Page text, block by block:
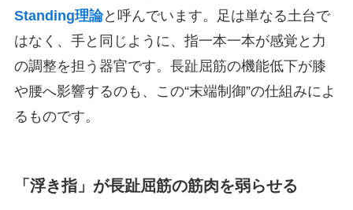
Standing理論と呼んでいます。足は単なる土台で
はなく、手と同じように、指一本一本が感覚と力
の調整を担う器官です。長趾屈筋の機能低下が膝
や腰へ影響するのも、この“末端制御”の仕組みによ
るものです。
「浮き指」が長趾屈筋の筋肉を弱らせる